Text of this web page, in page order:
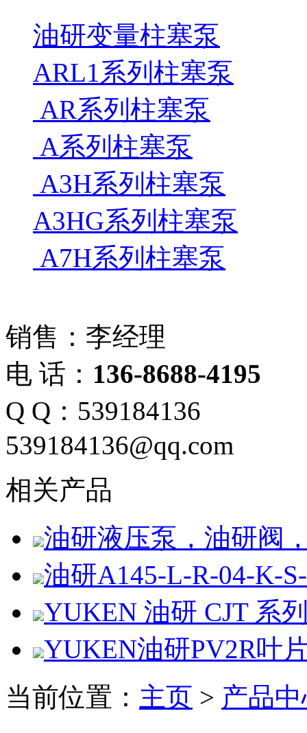
油研变量柱塞泵
ARL1系列柱塞泵
AR系列柱塞泵
A系列柱塞泵
A3H系列柱塞泵
A3HG系列柱塞泵
A7H系列柱塞泵
销售：李经理
电 话： 136-8688-4195
Q Q：539184136
539184136@qq.com
相关产品
油研液压泵，油研阀
油研A145-L-R-04-K-
YUKEN 油研 CJT 系
YUKEN油研PV2R叶
当前位置： 主页 > 产品